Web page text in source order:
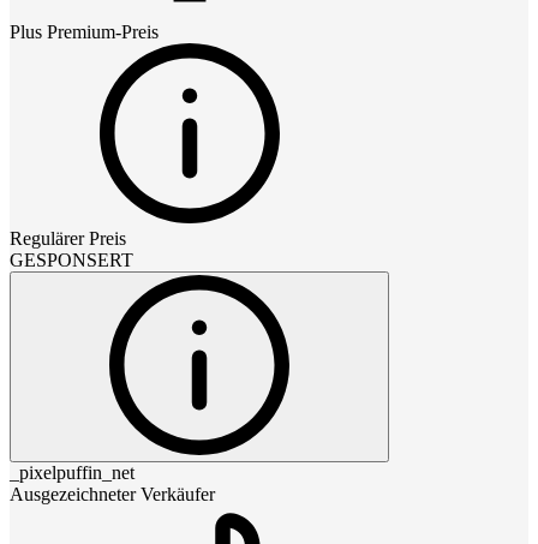
Plus Premium-Preis
Regulärer Preis
GESPONSERT
_pixelpuffin_net
Ausgezeichneter Verkäufer